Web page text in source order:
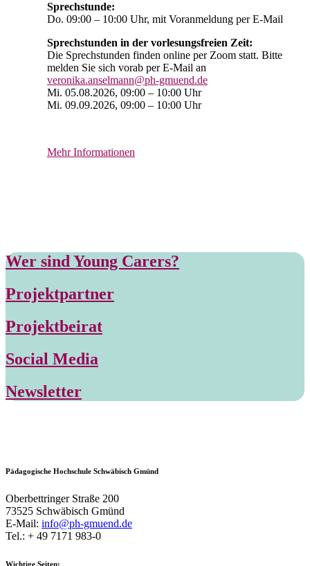
Sprechstunde:
Do. 09:00 – 10:00 Uhr, mit Voranmeldung per E-Mail
Sprechstunden in der vorlesungsfreien Zeit:
Die Sprechstunden finden online per Zoom statt. Bitte
melden Sie sich vorab per E-Mail an
veronika.anselmann@ph-gmuend.de
Mi. 05.08.2026, 09:00 – 10:00 Uhr
Mi. 09.09.2026, 09:00 – 10:00 Uhr
Mehr Informationen
Wer sind Young Carers?
Projektpartner
Projektbeirat
Social Media
Newsletter
Pädagogische Hochschule Schwäbisch Gmünd
Oberbettringer Straße 200
73525 Schwäbisch Gmünd
E-Mail: info@ph-gmuend.de
Tel.: + 49 7171 983-0
Wichtige Seiten: